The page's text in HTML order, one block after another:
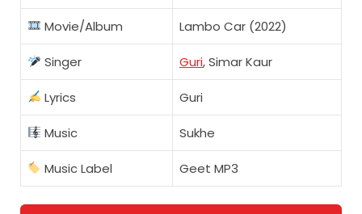
Movie/Album Lambo Car (2022)
Singer Guri, Simar Kaur
Lyrics Guri
Music Sukhe
Music Label Geet MP3